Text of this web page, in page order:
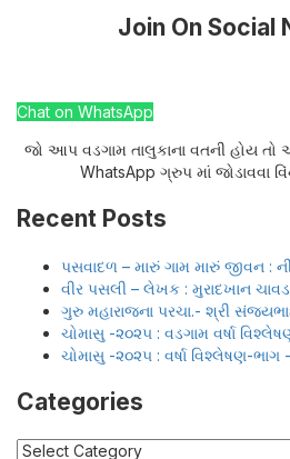
Join On Social
Chat on WhatsApp
જો આપ વડગામ તાલુકાના વતની હોય તો
WhatsApp ગ્રુપ માં જોડાવવા
Recent Posts
પસવાદળ – મારું ગામ મારું જીવન :
વીર પસલી – લેખક : મુરાદખાન
ગુરુ મહારાજના પરચા.- શ્રી
ચોમાસુ -૨૦૨૫ : વડગામ વર્ષા
ચોમાસુ -૨૦૨૫ : વર્ષા વિશ્લેષણ-ભાગ
Categories
Categories